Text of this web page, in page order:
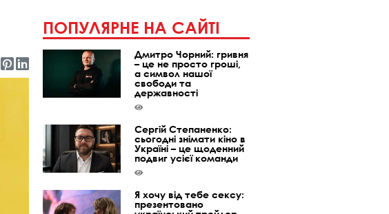
ПОПУЛЯРНЕ НА САЙТІ
Дмитро Чорний: гривня
– це не просто гроші,
а символ нашої
свободи та
державності
Сергій Степаненко:
сьогодні знімати кіно в
Україні – це щоденний
подвиг усієї команди
Я хочу від тебе сексу:
презентовано